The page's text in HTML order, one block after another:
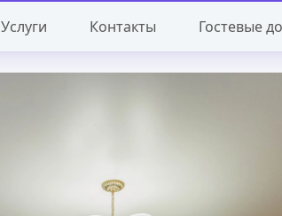
Услуги Контакты Гостевые